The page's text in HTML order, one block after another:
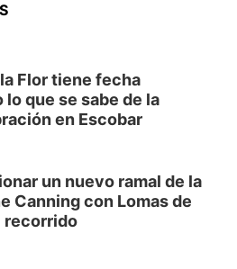
Flor tiene fecha
que se sabe de la
en Escobar
un nuevo ramal de la
Canning con Lomas de
recorrido